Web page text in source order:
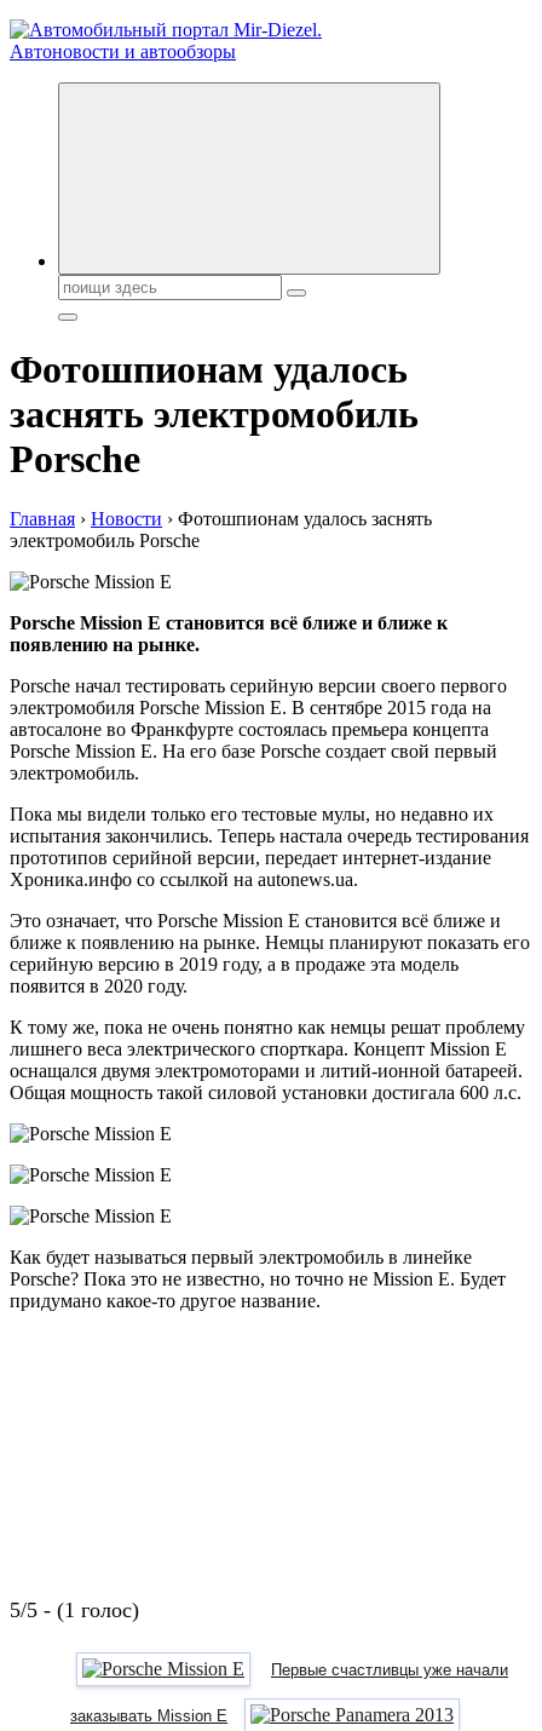
Справочник автомобилиста. Обзор новинок популярных
Поиск:
Фотошпионам удалось
заснять электромобиль
Porsche
Главная › Новости › Фотошпионам удалось заснять
электромобиль Porsche
Porsche Mission E становится всё ближе и ближе к
появлению на рынке.
Porsche начал тестировать серийную версии своего первого
электромобиля Porsche Mission E. В сентябре 2015 года на
автосалоне во Франкфурте состоялась премьера концепта
Porsche Mission E. На его базе Porsche создает свой первый
электромобиль.
Пока мы видели только его тестовые мулы, но недавно их
испытания закончились. Теперь настала очередь тестирования
прототипов серийной версии, передает интернет-издание
Хроника.инфо со ссылкой на autonews.ua.
Это означает, что Porsche Mission E становится всё ближе и
ближе к появлению на рынке. Немцы планируют показать его
серийную версию в 2019 году, а в продаже эта модель
появится в 2020 году.
К тому же, пока не очень понятно как немцы решат проблему
лишнего веса электрического спорткара. Концепт Mission E
оснащался двумя электромоторами и литий-ионной батареей.
Общая мощность такой силовой установки достигала 600 л.с.
Как будет называться первый электромобиль в линейке
Porsche? Пока это не известно, но точно не Mission E. Будет
придумано какое-то другое название.
5/5 - (1 голос)
Первые счастливцы уже начали
заказывать Mission E